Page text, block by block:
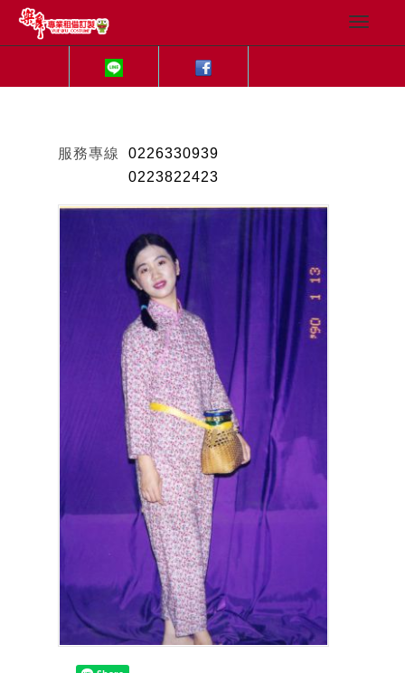
服務專線
0226330939
0223822423